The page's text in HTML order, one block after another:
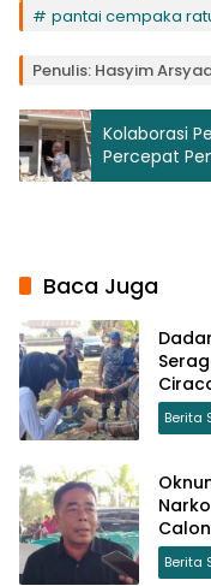
pantai cempaka
Penulis: Hasyim
Kolaborasi
Percepat
Nagraksari
Baca Juga
Berita
Berita